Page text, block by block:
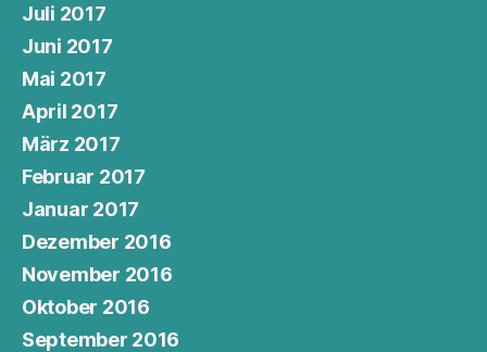
Juli 2017
Juni 2017
Mai 2017
April 2017
März 2017
Februar 2017
Januar 2017
Dezember 2016
November 2016
Oktober 2016
September 2016